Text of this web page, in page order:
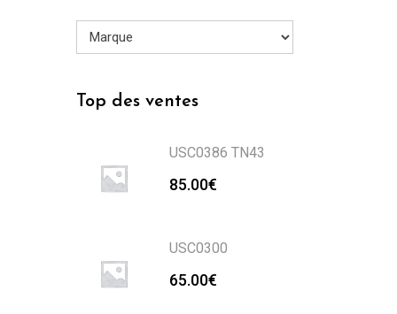
Top des ventes
USC0386 TN43
85.00€
USC0300
65.00€